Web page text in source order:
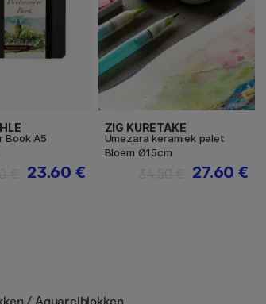
Book A5
23.60 €
ZIG KURETAKE
Umezara keramiek palet
Bloem Ø15cm
27.60 €